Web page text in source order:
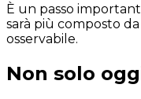
È un passo
sarà più composto
osservabile.
Non solo